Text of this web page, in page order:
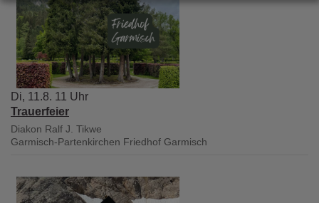
Di, 11.8. 11 Uhr
Trauerfeier
Diakon Ralf J. Tikwe
Garmisch-Partenkirchen Friedhof Garmisch